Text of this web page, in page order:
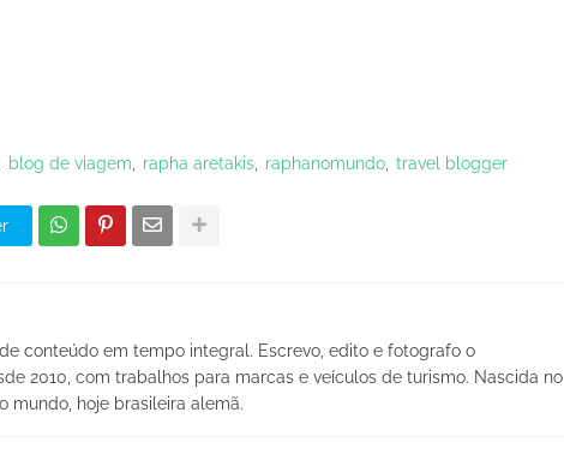
blog de viagem rapha aretakis raphanomundo travel blogger
conteúdo em tempo integral. Escrevo, edito e fotografo o
2010, com trabalhos para marcas e veículos de turismo. Nascida no
mundo, hoje brasileira alemã.